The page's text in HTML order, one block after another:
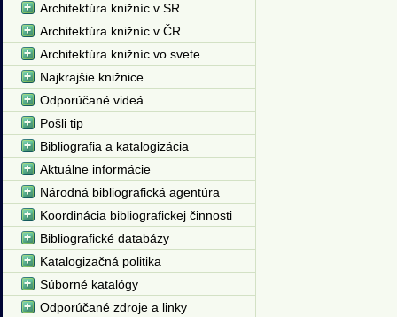
Architektúra knižníc v SR
Architektúra knižníc v ČR
Architektúra knižníc vo svete
Najkrajšie knižnice
Odporúčané videá
Pošli tip
Bibliografia a katalogizácia
Aktuálne informácie
Národná bibliografická agentúra
Koordinácia bibliografickej činnosti
Bibliografické databázy
Katalogizačná politika
Súborné katalógy
Odporúčané zdroje a linky